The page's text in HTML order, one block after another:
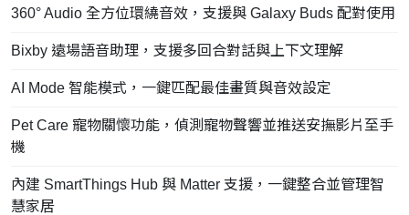
360° Audio 全方位環繞音效，支援與 Galaxy Buds 配對使用
Bixby 遠場語音助理，支援多回合對話與上下文理解
AI Mode 智能模式，一鍵匹配最佳畫質與音效設定
Pet Care 寵物關懷功能，偵測寵物聲響並推送安撫影片至手
機
內建 SmartThings Hub 與 Matter 支援，一鍵整合並管理智
慧家居